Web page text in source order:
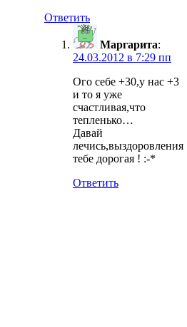
Ответить
Маргарита:
24.03.2012 в 7:29 пп
Ого себе +30,у нас +3
и то я уже
счастливая,что
тепленько…
Давай
лечись,выздоровления
тебе дорогая ! :-*
Ответить